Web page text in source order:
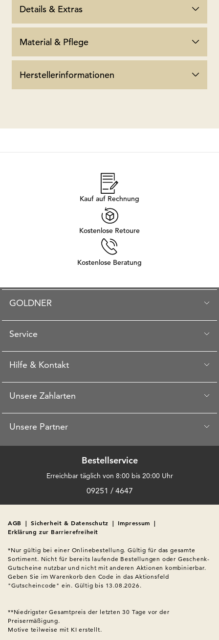
Details & Extras
Material & Pflege
Herstellerinformationen
Kauf auf Rechnung
Kostenlose Retoure
Kostenlose Beratung
GOLDNER
Service
Hilfe & Kontakt
Unsere Zahlarten
Unsere Partner
Bestellservice
Erreichbar täglich von 8:00 bis 20:00 Uhr
09251 / 4647
AGB | Sicherheit & Datenschutz | Impressum |
Erklärung zur Barrierefreiheit
*Nur gültig bei einer Onlinebestellung. Gültig für das gesamte
Sortiment. Nicht für bereits laufende Bestellungen oder Geschenk-
Gutscheine nutzbar und nicht mit anderen Aktionen kombinierbar.
Geben Sie im Warenkorb den Code in das Aktionsfeld
"Gutscheincode" ein. Gültig bis 13.08.2026.
**Niedrigster Gesamtpreis der letzten 30 Tage vor der
Preisermäßigung.
Motive teilweise mit KI erstellt.